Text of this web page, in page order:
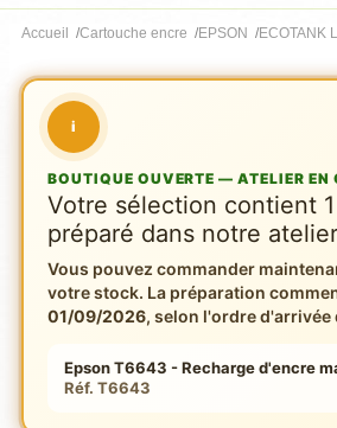
Accueil Cartouche encre EPSON ECOTANK
i
BOUTIQUE OUVERTE — ATELIER EN
Votre sélection contient
préparé dans notre atelier
Vous pouvez commander
votre stock. La préparation
01/09/2026, selon l'ordre d'arrivée
Epson T6643 - Recharge d'encre
Réf. T6643